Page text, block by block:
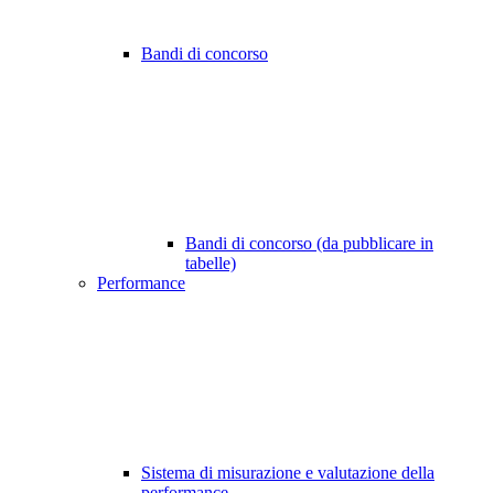
Bandi di concorso
Bandi di concorso (da pubblicare in
tabelle)
Performance
Sistema di misurazione e valutazione della